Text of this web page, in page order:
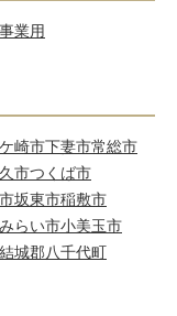
事業用
崎市下妻市常総市
市つくば市
坂東市稲敷市
らい市小美玉市
結城郡八千代町